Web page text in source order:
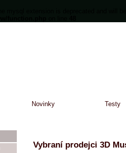
Novinky Testy
Vybraní prodejci 3D